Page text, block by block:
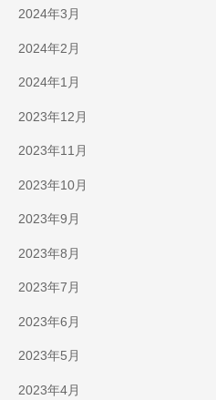
2024年3月
2024年2月
2024年1月
2023年12月
2023年11月
2023年10月
2023年9月
2023年8月
2023年7月
2023年6月
2023年5月
2023年4月